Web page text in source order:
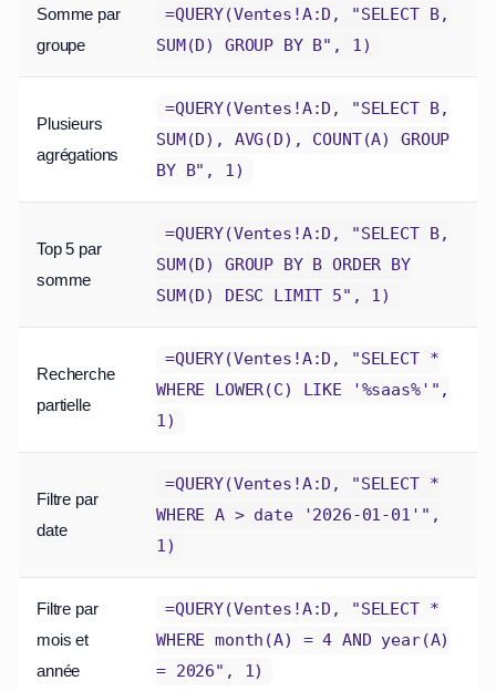
Somme par
groupe
=QUERY(Ventes!A:D, "SELECT B,
SUM(D) GROUP BY B", 1)
Plusieurs
agrégations
=QUERY(Ventes!A:D, "SELECT B,
SUM(D), AVG(D), COUNT(A) GROUP
BY B", 1)
Top 5 par
somme
=QUERY(Ventes!A:D, "SELECT B,
SUM(D) GROUP BY B ORDER BY
SUM(D) DESC LIMIT 5", 1)
Recherche
partielle
=QUERY(Ventes!A:D, "SELECT *
WHERE LOWER(C) LIKE '%saas%'",
1)
Filtre par
date
=QUERY(Ventes!A:D, "SELECT *
WHERE A > date '2026-01-01'",
1)
Filtre par
mois et
année
=QUERY(Ventes!A:D, "SELECT *
WHERE month(A) = 4 AND year(A)
= 2026", 1)